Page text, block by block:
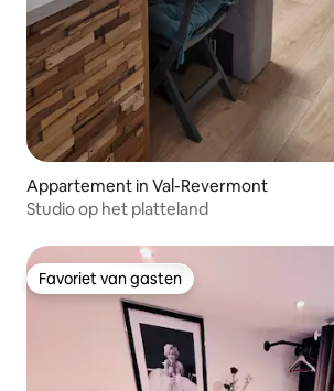
Appartement in Val-Revermont
Studio op het platteland
Favoriet van gasten
Favoriet van gasten